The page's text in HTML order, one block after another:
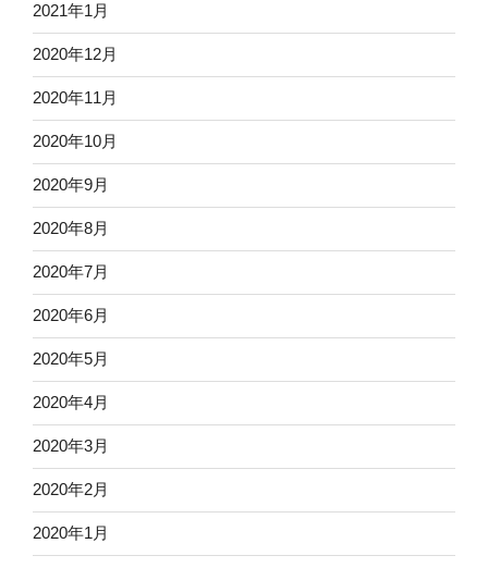
2021年1月
2020年12月
2020年11月
2020年10月
2020年9月
2020年8月
2020年7月
2020年6月
2020年5月
2020年4月
2020年3月
2020年2月
2020年1月